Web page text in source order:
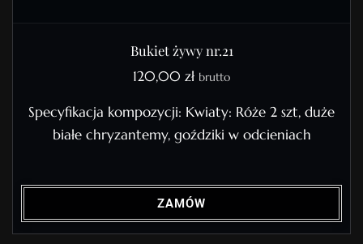
Bukiet żywy nr.21
120,00 zł brutto
Specyfikacja kompozycji: Kwiaty: Róże 2 szt, duże
białe chryzantemy, goździki w odcieniach
ZAMÓW